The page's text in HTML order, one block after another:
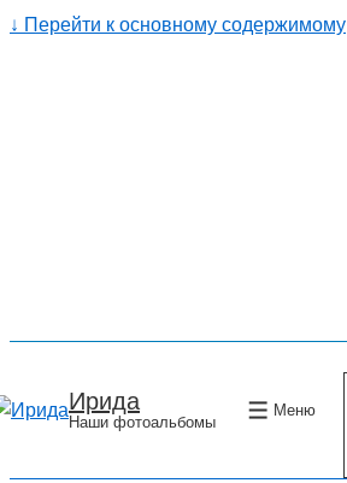
↓ Перейти к основному содержимому
Ирида
Наши фотоальбомы
Меню